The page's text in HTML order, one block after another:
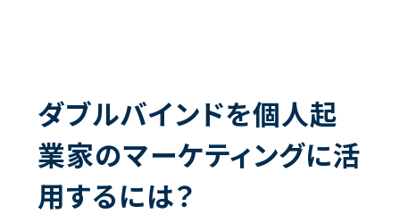
ダブルバインドを個人起
業家のマーケティングに活
用するには？